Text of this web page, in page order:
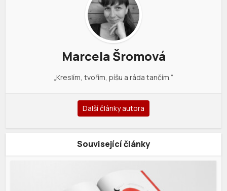
Marcela Šromová
„Kreslím, tvořím, píšu a ráda tančím.“
Další články autora
Související články